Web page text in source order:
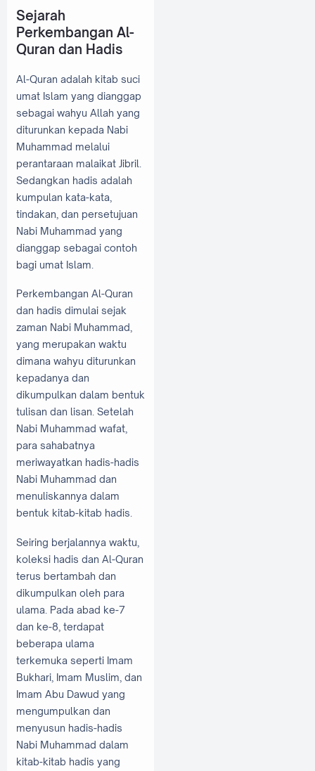
Sejarah
Perkembangan Al-
Quran dan Hadis
Al-Quran adalah kitab suci
umat Islam yang dianggap
sebagai wahyu Allah yang
diturunkan kepada Nabi
Muhammad melalui
perantaraan malaikat Jibril.
Sedangkan hadis adalah
kumpulan kata-kata,
tindakan, dan persetujuan
Nabi Muhammad yang
dianggap sebagai contoh
bagi umat Islam.
Perkembangan Al-Quran
dan hadis dimulai sejak
zaman Nabi Muhammad,
yang merupakan waktu
dimana wahyu diturunkan
kepadanya dan
dikumpulkan dalam bentuk
tulisan dan lisan. Setelah
Nabi Muhammad wafat,
para sahabatnya
meriwayatkan hadis-hadis
Nabi Muhammad dan
menuliskannya dalam
bentuk kitab-kitab hadis.
Seiring berjalannya waktu,
koleksi hadis dan Al-Quran
terus bertambah dan
dikumpulkan oleh para
ulama. Pada abad ke-7
dan ke-8, terdapat
beberapa ulama
terkemuka seperti Imam
Bukhari, Imam Muslim, dan
Imam Abu Dawud yang
mengumpulkan dan
menyusun hadis-hadis
Nabi Muhammad dalam
kitab-kitab hadis yang